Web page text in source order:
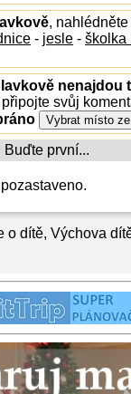
o dítě, Výchova
,
- jesle - školka
nenajdou
svůj
první...